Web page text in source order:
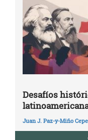
Desafíos
Juan J. Paz-y-Miño